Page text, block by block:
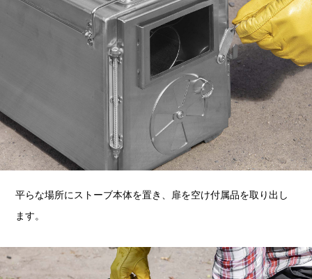
平らな場所にストーブ本体を置き、扉を空け付属品を取り出し
ます。